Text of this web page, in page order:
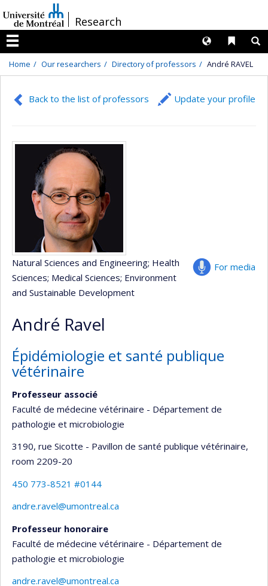
au
contenu
/Research
Menu
Liens
Langues
Home Our researchers Directory of professors André RAVEL
Back to the list of professors Update your profile
For media
Natural Sciences and Engineering; Health
Sciences; Medical Sciences; Environment
and Sustainable Development
André Ravel
Épidémiologie et santé publique
vétérinaire
Professeur associé
Faculté de médecine vétérinaire - Département de
pathologie et microbiologie
3190, rue Sicotte - Pavillon de santé publique vétérinaire,
room 2209-20
450 773-8521 #0144
andre.ravel@umontreal.ca
Professeur honoraire
Faculté de médecine vétérinaire - Département de
pathologie et microbiologie
andre.ravel@umontreal.ca